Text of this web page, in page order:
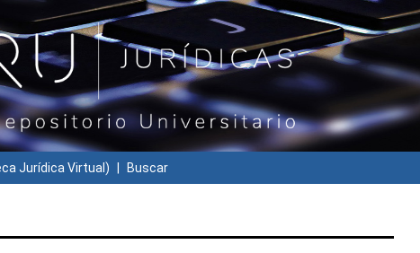
Jurídica Virtual) Buscar